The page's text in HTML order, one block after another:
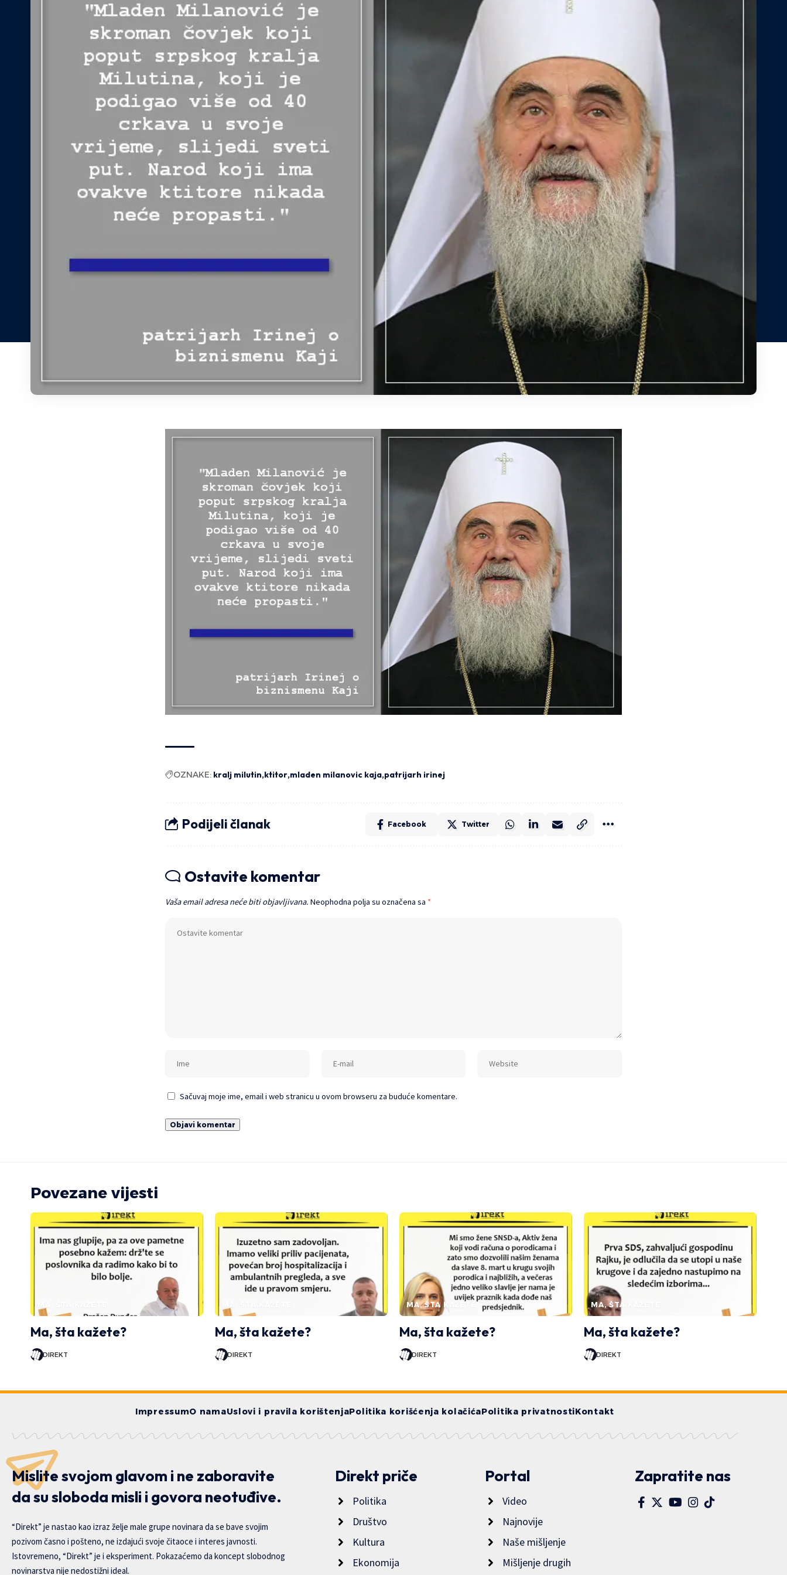
OZNAKE: kralj milutin ktitor mladen milanovic kaja patrijarh irinej
Podijeli članak Facebook Twitter
Ostavite komentar
Vaša email adresa neće biti objavljivana. Neophodna polja su označena sa *
Sačuvaj moje ime, email i web stranicu u ovom browseru za buduće komentare.
Povezane vijesti
Ma, šta kažete?
DIREKT
Ma, šta kažete?
DIREKT
MA, ŠTA KAŽETE
Ma, šta kažete?
DIREKT
MA, ŠTA KAŽETE
Ma, šta kažete?
DIREKT
ImpressumO namaUslovi i pravila korištenjaPolitika korišćenja kolačićaPolitika privatnostiKontakt
Mislite svojom glavom i ne zaboravite
da su sloboda misli i govora neotuđive.
“Direkt” je nastao kao izraz želje male grupe novinara da se bave svojim
pozivom časno i pošteno, ne izdajući svoje čitaoce i interes javnosti.
Istovremeno, “Direkt” je i eksperiment. Pokazaćemo da koncept slobodnog
novinarstva nije nedostižni ideal.
Direkt priče
Politika
Društvo
Kultura
Ekonomija
Portal
Video
Najnovije
Naše mišljenje
Mišljenje drugih
Zapratite nas